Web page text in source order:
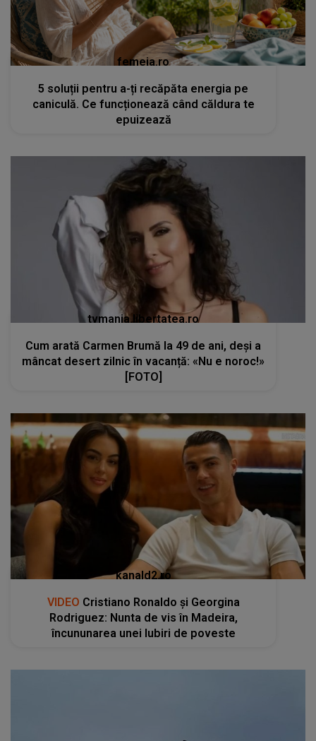
femeia.ro
5 soluții pentru a-ți recăpăta energia pe
caniculă. Ce funcționează când căldura te
epuizează
tvmania.libertatea.ro
Cum arată Carmen Brumă la 49 de ani, deși a
mâncat desert zilnic în vacanță: «Nu e noroc!»
[FOTO]
kanald2.ro
VIDEO Cristiano Ronaldo și Georgina
Rodriguez: Nunta de vis în Madeira,
încununarea unei Iubiri de poveste